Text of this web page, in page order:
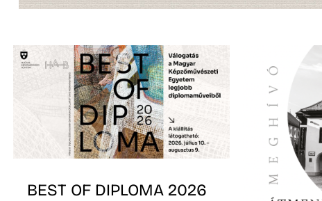
BEST OF DIPLOMA 2026